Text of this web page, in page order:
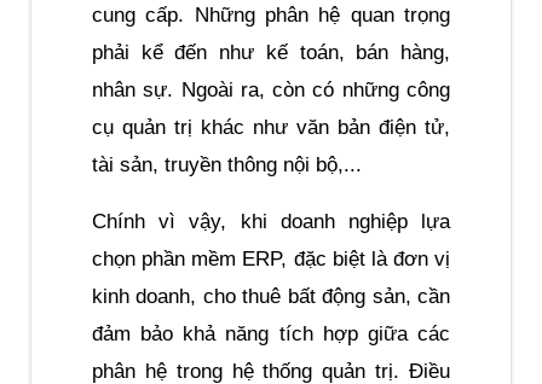
cung cấp. Những phân hệ quan trọng
phải kể đến như kế toán, bán hàng,
nhân sự. Ngoài ra, còn có những công
cụ quản trị khác như văn bản điện tử,
tài sản, truyền thông nội bộ,...
Chính vì vậy, khi doanh nghiệp lựa
chọn phần mềm ERP, đặc biệt là đơn vị
kinh doanh, cho thuê bất động sản, cần
đảm bảo khả năng tích hợp giữa các
phân hệ trong hệ thống quản trị. Điều